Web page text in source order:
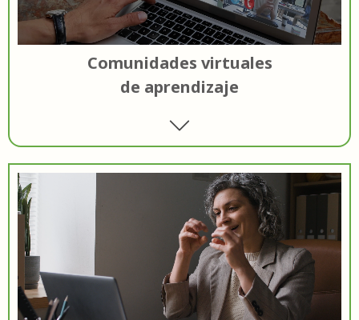
Comunidades virtuales
de aprendizaje